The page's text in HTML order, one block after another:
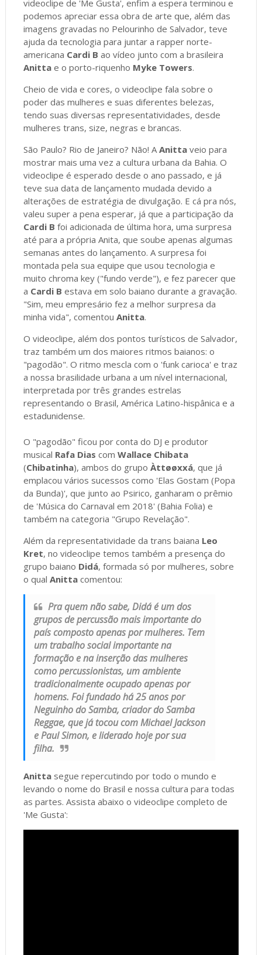
videoclipe de 'Me Gusta', enfim a espera terminou e
podemos apreciar essa obra de arte que, além das
imagens gravadas no Pelourinho de Salvador, teve
ajuda da tecnologia para juntar a rapper norte-
americana Cardi B ao vídeo junto com a brasileira
Anitta e o porto-riquenho Myke Towers.
Cheio de vida e cores, o videoclipe fala sobre o
poder das mulheres e suas diferentes belezas,
tendo suas diversas representatividades, desde
mulheres trans, size, negras e brancas.
São Paulo? Rio de Janeiro? Não! A Anitta veio para
mostrar mais uma vez a cultura urbana da Bahia. O
videoclipe é esperado desde o ano passado, e já
teve sua data de lançamento mudada devido a
alterações de estratégia de divulgação. E cá pra nós,
valeu super a pena esperar, já que a participação da
Cardi B foi adicionada de última hora, uma surpresa
até para a própria Anita, que soube apenas algumas
semanas antes do lançamento. A surpresa foi
montada pela sua equipe que usou tecnologia e
muito chroma key ("fundo verde"), e fez parecer que
a Cardi B estava em solo baiano durante a gravação.
"Sim, meu empresário fez a melhor surpresa da
minha vida", comentou Anitta.
O videoclipe, além dos pontos turísticos de Salvador,
traz também um dos maiores ritmos baianos: o
"pagodão". O ritmo mescla com o 'funk carioca' e traz
a nossa brasilidade urbana a um nível internacional,
interpretada por três grandes estrelas
representando o Brasil, América Latino-hispânica e a
estadunidense.
O "pagodão" ficou por conta do DJ e produtor
musical Rafa Dias com Wallace Chibata
(Chibatinha), ambos do grupo Àttøøxxá, que já
emplacou vários sucessos como 'Elas Gostam (Popa
da Bunda)', que junto ao Psirico, ganharam o prêmio
de 'Música do Carnaval em 2018' (Bahia Folia) e
também na categoria "Grupo Revelação".
Além da representatividade da trans baiana Leo
Kret, no videoclipe temos também a presença do
grupo baiano Didá, formada só por mulheres, sobre
o qual Anitta comentou:
Pra quem não sabe, Didá é um dos
grupos de percussão mais importante do
país composto apenas por mulheres. Tem
um trabalho social importante na
formação e na inserção das mulheres
como percussionistas, um ambiente
tradicionalmente ocupado apenas por
homens. Foi fundado há 25 anos por
Neguinho do Samba, criador do Samba
Reggae, que já tocou com Michael Jackson
e Paul Simon, e liderado hoje por sua
filha.
Anitta segue repercutindo por todo o mundo e
levando o nome do Brasil e nossa cultura para todas
as partes. Assista abaixo o videoclipe completo de
'Me Gusta':